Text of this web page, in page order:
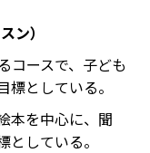
ン）
コースで、子ども
としている。
本を中心に、聞
している。